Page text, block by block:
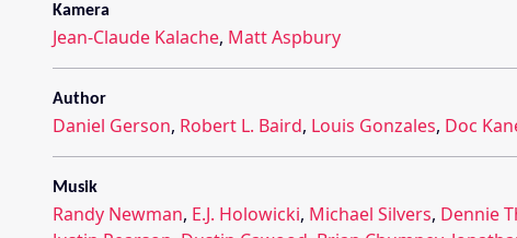
Kamera
Jean-Claude Kalache, Matt Aspbury
Author
Daniel Gerson, Robert L. Baird, Louis Gonzales, Doc
Musik
Randy Newman, E.J. Holowicki, Michael Silvers, Dennie